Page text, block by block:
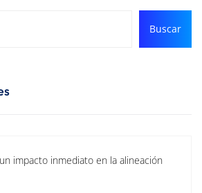
Buscar
impacto inmediato en la alineación